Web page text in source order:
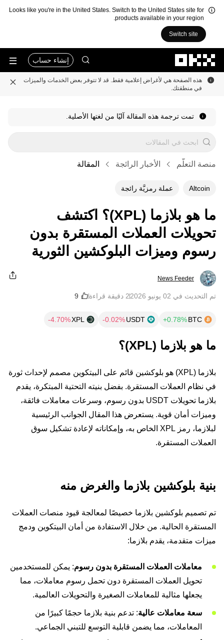
Looks like you're in the United States. Switch to the United States site for
products available in your region.
Switch site
إنشاء حساب
هذه الصفحة هي لأغراض إعلامية فقط. قد لا تتوفر بعض الخدمات والميزات
في منطقتك.
تمت ترجمة هذه المقالة آليًا من لغتها الأصلية.
منصة التعلُّم الأخبار الرائجة المقالة
Altcoin عملة رمزيَّة رائجة
ما هو بلازما (XPL)؟ اكتشف
تحويلات العملات المستقرة بدون
رسوم وميزات البلوكشين الثورية
News Feeder
تم التحديث في ‏02 يونيو 2026 2 دقيقة قراءة
BTC
USDT
XPL
ما هو بلازما (XPL)؟
بلازما (XPL) هو بلوكشين قائم على البيتكوين مصمم لإحداث ثورة
في نظام العملات المستقرة. بفضل بنيته التحتية المبتكرة، يقدم
بلازما تحويلات USDT بدون رسوم، وسرعات معاملات فائقة،
وميزات أمان قوية. يستعرض هذا المقال الجوانب الرئيسية
لبلازما، رمز XPL الخاص به، وإمكاناته لإعادة تشكيل سوق
العملات المستقرة.
بنية بلوكشين بلازما والغرض منه
تم تصميم بلوكشين بلازما خصيصًا لمعالجة قيود منصات العملات
المستقرة الحالية. من خلال الاستفادة من أمان البيتكوين ودمج
ميزات متقدمة، يقدم بلازما:
معاملات العملات المستقرة بدون رسوم: يمكن للمستخدمين
تحويل العملات المستقرة دون تحمل رسوم معاملات، مما
يجعلها مثالية للمعاملات الصغيرة والتحويلات العالمية.
سعة معاملات عالية: تدعم بنية بلازما حجمًا كبيرًا من
المعاملات، مما يضمن قابلية التوسع للتبني الجماعي.